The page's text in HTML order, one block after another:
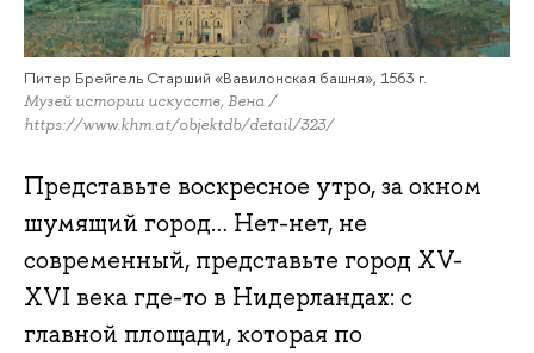
Питер Брейгель Старший «Вавилонская башня», 1563 г.
Музей истории искусств, Вена /
https://www.khm.at/objektdb/detail/323/
Представьте воскресное утро, за окном
шумящий город… Нет-нет, не
современный, представьте город XV-
XVI века где-то в Нидерландах: с
главной площади, которая по